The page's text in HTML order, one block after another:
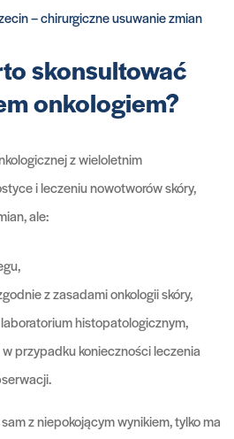
– chirurgiczne usuwanie zmian
skonsultować
onkologiem?
z wieloletnim
i leczeniu nowotworów skóry,
ale:
z zasadami onkologii skóry,
laboratorium histopatologicznym,
przypadku konieczności leczenia
z niepokojącym wynikiem, tylko ma